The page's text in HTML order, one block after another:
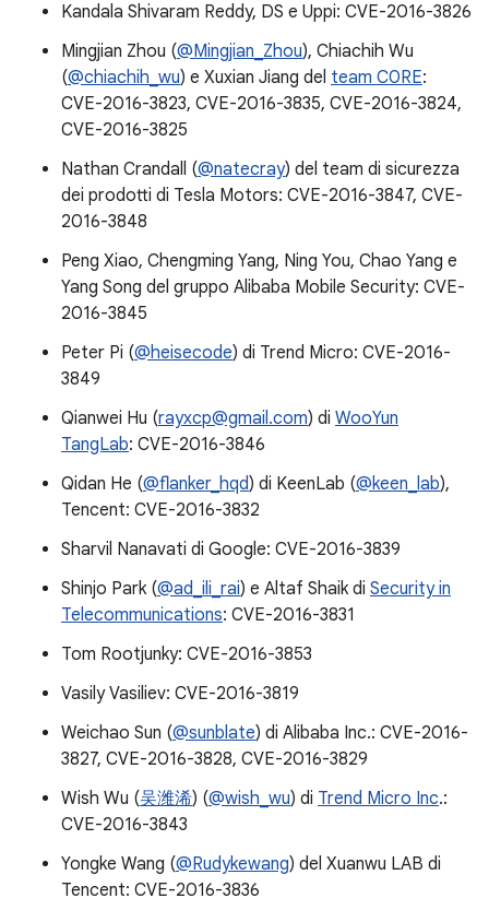
Kandala Shivaram Reddy, DS e Uppi: CVE-2016-3826
Mingjian Zhou (@Mingjian_Zhou), Chiachih Wu
(@chiachih_wu) e Xuxian Jiang del team C0RE:
CVE-2016-3823, CVE-2016-3835, CVE-2016-3824,
CVE-2016-3825
Nathan Crandall (@natecray) del team di sicurezza
dei prodotti di Tesla Motors: CVE-2016-3847, CVE-
2016-3848
Peng Xiao, Chengming Yang, Ning You, Chao Yang e
Yang Song del gruppo Alibaba Mobile Security: CVE-
2016-3845
Peter Pi (@heisecode) di Trend Micro: CVE-2016-
3849
Qianwei Hu (rayxcp@gmail.com) di WooYun
TangLab: CVE-2016-3846
Qidan He (@flanker_hqd) di KeenLab (@keen_lab),
Tencent: CVE-2016-3832
Sharvil Nanavati di Google: CVE-2016-3839
Shinjo Park (@ad_ili_rai) e Altaf Shaik di Security in
Telecommunications: CVE-2016-3831
Tom Rootjunky: CVE-2016-3853
Vasily Vasiliev: CVE-2016-3819
Weichao Sun (@sunblate) di Alibaba Inc.: CVE-2016-
3827, CVE-2016-3828, CVE-2016-3829
Wish Wu (吴潍浠) (@wish_wu) di Trend Micro Inc.:
CVE-2016-3843
Yongke Wang (@Rudykewang) del Xuanwu LAB di
Tencent: CVE-2016-3836